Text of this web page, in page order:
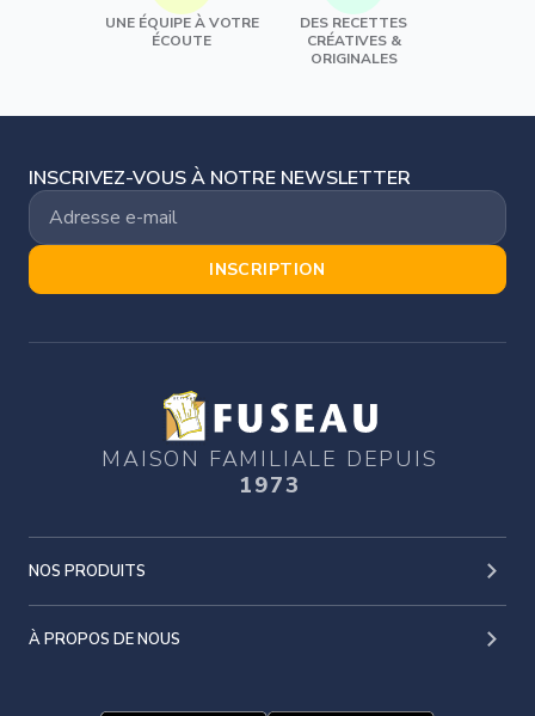
UNE ÉQUIPE À VOTRE
ÉCOUTE
DES RECETTES
CRÉATIVES &
ORIGINALES
INSCRIVEZ-VOUS À NOTRE NEWSLETTER
INSCRIPTION
MAISON FAMILIALE DEPUIS
1973
NOS PRODUITS
À PROPOS DE NOUS